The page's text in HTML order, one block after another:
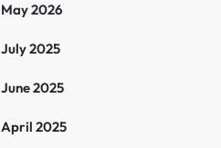
May 2026
July 2025
June 2025
April 2025